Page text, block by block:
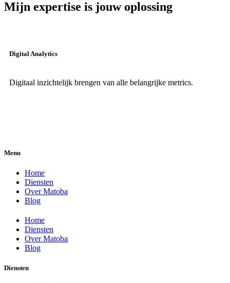
Mijn expertise is jouw oplossing
Digital Analytics
Digitaal inzichtelijk brengen van alle belangrijke metrics.
Menu
Home
Diensten
Over Matoba
Blog
Home
Diensten
Over Matoba
Blog
Diensten